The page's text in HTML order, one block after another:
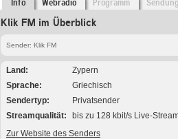
Info Webradio Programm
Klik FM im Überblick
Sender: Klik FM
Land
Zypern
Sprache
Griechisch
Sendertyp
Privatsender
Streamqualität
bis zu 128 kbit/s Live-
Zur Website des Senders